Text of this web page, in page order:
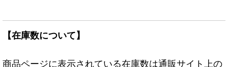
【在庫数について】
商品ページに表示されている在庫数は通販サイト上の